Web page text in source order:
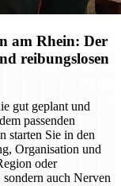
am Rhein: Der
reibungslosen
gut geplant und
passenden
starten Sie in den
Organisation und
oder
auch Nerven